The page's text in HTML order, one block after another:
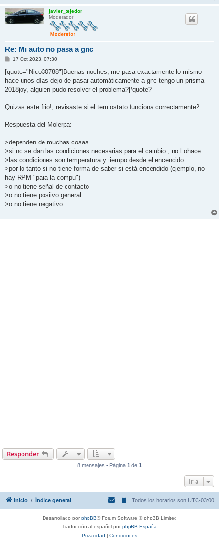
javier_tejedor
Moderador
Re: Mi auto no pasa a gnc
M
n
a
j
17 Oct 2023, 07:30
[quote="Nico30788"]Buenas noches, me pasa exactamente lo mismo
hace unos días dejo de pasar automáticamente a gnc tengo un prisma
2018joy, alguien pudo resolver el problema?[/quote?
Quizas este frio!, revisaste si el termostato funciona correctamente?
Respuesta del Molerpa:
>dependen de muchas cosas
>si no se dan las condiciones necesarias para el cambio , no l ohace
>las condiciones son temperatura y tiempo desde el encendido
>por lo tanto si no tiene forma de saber si está encendido (ejemplo, no
hay RPM "para la compu")
>o no tiene señal de contacto
>o no tiene posiivo general
>o no tiene negativo
Responder
8 mensajes • Página 1 de 1
Ir a
Inicio Índice general Todos los horarios son UTC-03:00
Desarrollado porphpBB® Forum Software © phpBB Limited
Traducción al español porphpBB España
Privacidad | Condiciones